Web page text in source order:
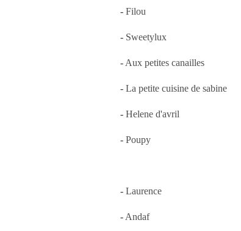
- Filou
- Sweetylux
- Aux petites canailles
- La petite cuisine de sabine
- Helene d'avril
- Poupy
- Laurence
- Andaf